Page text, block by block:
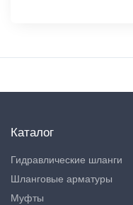
Каталог
Гидравлические шланги
Шланговые арматуры
Муфты